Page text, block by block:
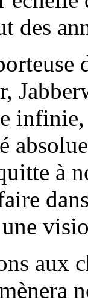
des
à
aux